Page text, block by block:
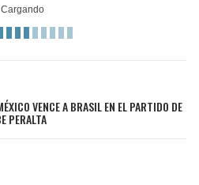
VENCE A BRASIL EN EL PARTIDO DE
PERALTA